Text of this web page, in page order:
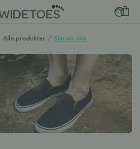
Alle produkter / Slip on-sko